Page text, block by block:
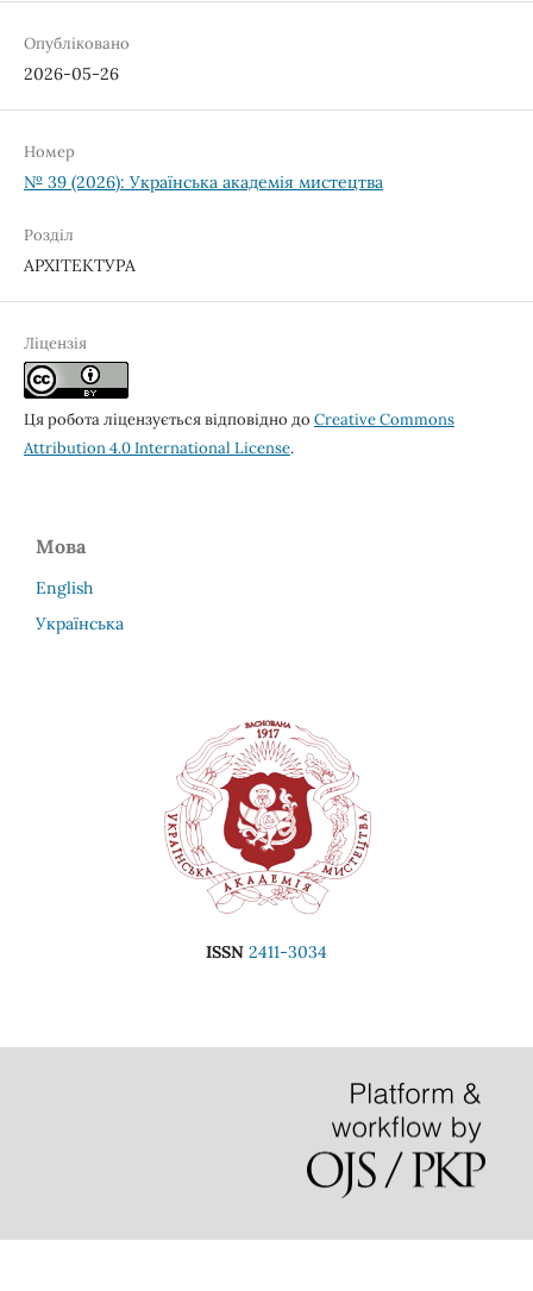
Опубліковано
2026-05-26
Номер
№ 39 (2026): Українська академія мистецтва
Розділ
АРХІТЕКТУРА
Ліцензія
Ця робота ліцензується відповідно до Creative Commons
Attribution 4.0 International License.
Мова
English
Українська
ISSN 2411-3034